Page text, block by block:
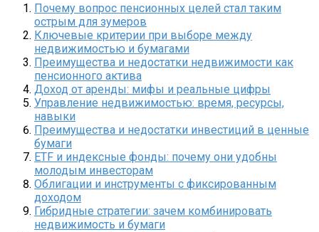
Почему вопрос пенсионных целей стал таким
острым для зумеров
Ключевые критерии при выборе между
недвижимостью и бумагами
Преимущества и недостатки недвижимости как
пенсионного актива
Доход от аренды: мифы и реальные цифры
Управление недвижимостью: время, ресурсы,
навыки
Преимущества и недостатки инвестиций в ценные
бумаги
ETF и индексные фонды: почему они удобны
молодым инвесторам
Облигации и инструменты с фиксированным
доходом
Гибридные стратегии: зачем комбинировать
недвижимость и бумаги